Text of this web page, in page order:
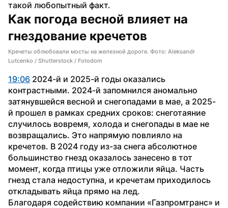
такой любопытный факт.
Как погода весной влияет на
гнездование кречетов
Кречеты облюбовали мосты на железной дороге. Фото: Aleksandr
Lutcenko / Shutterstock / Fotodom
19:06 2024-й и 2025-й годы оказались
контрастными. 2024-й запомнился аномально
затянувшейся весной и снегопадами в мае, а 2025-
й прошел в рамках средних сроков: снеготаяние
случилось вовремя, холода и снегопады в мае не
возвращались. Это напрямую повлияло на
кречетов. В 2024 году из-за снега абсолютное
большинство гнезд оказалось занесено в тот
момент, когда птицы уже отложили яйца. Часть
гнезд стала недоступна, и кречетам приходилось
откладывать яйца прямо на лед.
Благодаря содействию компании «Газпромтранс» и